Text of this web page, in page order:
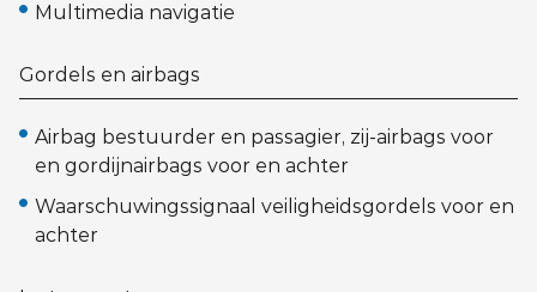
Multimedia navigatie
Gordels en airbags
Airbag bestuurder en passagier, zij-airbags voor
en gordijnairbags voor en achter
Waarschuwingssignaal veiligheidsgordels voor en
achter